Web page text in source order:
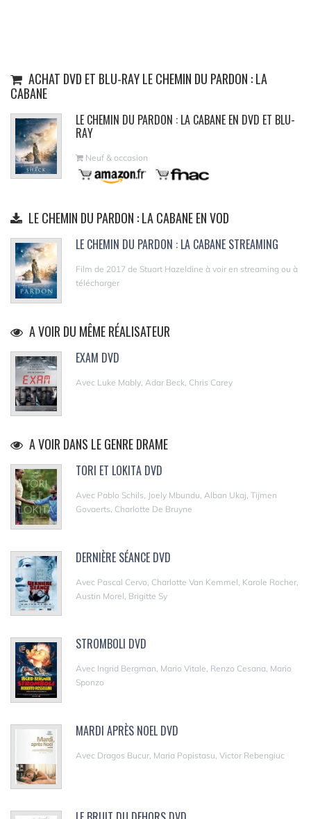
ACHAT DVD ET BLU-RAY LE CHEMIN DU PARDON : LA
CABANE
LE CHEMIN DU PARDON : LA CABANE EN DVD ET BLU-
RAY
Neuf & occasion
LE CHEMIN DU PARDON : LA CABANE EN VOD
LE CHEMIN DU PARDON : LA CABANE STREAMING
Film de 2017 de Stuart Hazeldine à voir en streaming ou à
télécharger
A VOIR DU MÊME RÉALISATEUR
EXAM DVD
Avec Luke Mably, Adar Beck, Chris Carey
A VOIR DANS LE GENRE DRAME
TORI ET LOKITA DVD
Avec Pablo Schils, Joely Mbundu, Alban Ukaj, Tijmen
Govaerts, Charlotte De Bruyne
DERNIÈRE SÉANCE DVD
Avec Pascal Cervo, Charlotte Van Kemmel, Karole Rocher,
Austin Morel, Brigitte Sy
STROMBOLI DVD
Avec Ingrid Bergman, Mario Vitale, Renzo Cesana, Mario
Sponzo
MARDI APRÈS NOEL DVD
Avec Dragos Bucur, Maria Popistasu, Victor Rebengiuc